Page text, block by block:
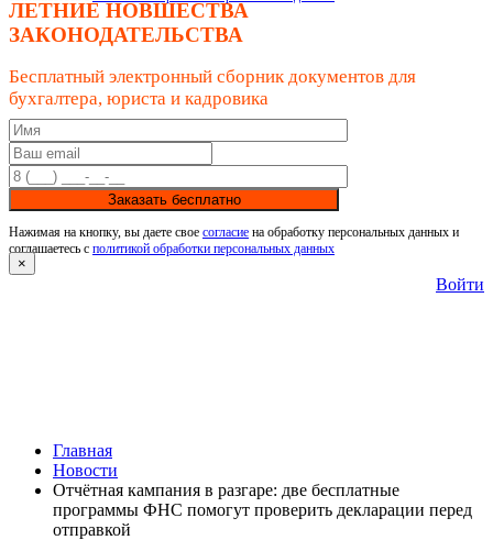
ЛЕТНИЕ НОВШЕСТВА
ЗАКОНОДАТЕЛЬСТВА
Бесплатный электронный сборник документов для
бухгалтера, юриста и кадровика
Заказать бесплатно
Нажимая на кнопку, вы даете свое согласие на обработку персональных данных и
соглашаетесь с политикой обработки персональных данных
×
Войти
Главная
Новости
Отчётная кампания в разгаре: две бесплатные
программы ФНС помогут проверить декларации перед
отправкой